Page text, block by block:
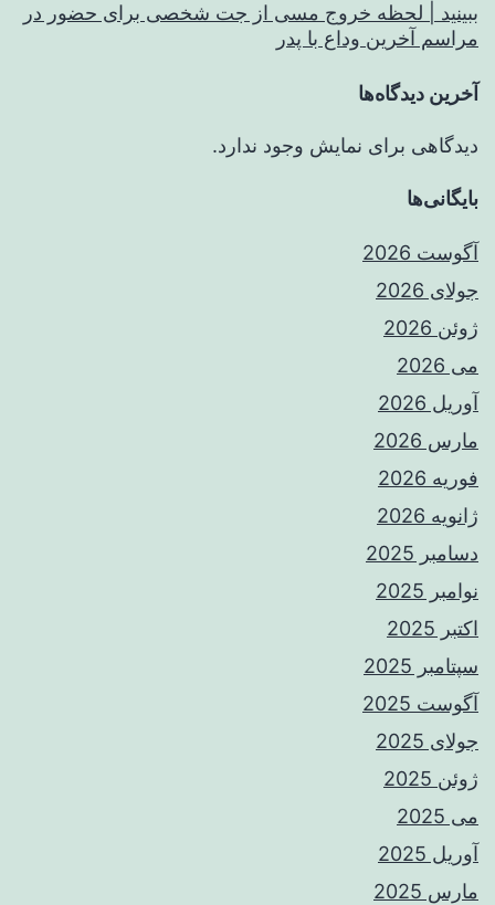
ببینید | لحظه خروج مسی از جت شخصی برای حضور در
مراسم آخرین وداع با پدر
آخرین دیدگاه‌ها
دیدگاهی برای نمایش وجود ندارد.
بایگانی‌ها
آگوست 2026
جولای 2026
ژوئن 2026
می 2026
آوریل 2026
مارس 2026
فوریه 2026
ژانویه 2026
دسامبر 2025
نوامبر 2025
اکتبر 2025
سپتامبر 2025
آگوست 2025
جولای 2025
ژوئن 2025
می 2025
آوریل 2025
مارس 2025